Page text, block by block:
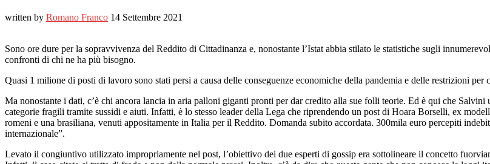
written by Romano Franco 14 Settembre 2021
Sono ore dure per la sopravvivenza del Reddito di Cittadinanza e, nonostante l’Istat abbia stilato le statistiche sugli
confronti di chi ne ha più bisogno.
Quasi 1 milione di posti di lavoro sono stati persi a causa delle conseguenze economiche della pandemia e delle restrizioni
Ma nonostante i dati, c’è chi ancora lancia in aria palloni giganti pronti per dar credito alla sue folli teorie. Ed è qui che
categorie fragili tramite sussidi e aiuti. Infatti, è lo stesso leader della Lega che riprendendo un post di Hoara Borselli, ex
romeni e una brasiliana, venuti appositamente in Italia per il Reddito. Domanda subito accordata. 300mila euro percepiti
internazionale”.
Levato il congiuntivo utilizzato impropriamente nel post, l’obiettivo dei due esperti di gossip era sottolineare il concetto